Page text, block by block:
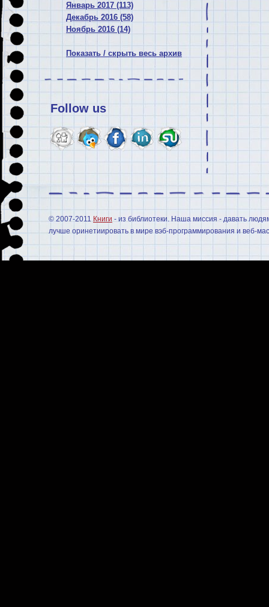
Январь 2017 (113)
Декабрь 2016 (58)
Ноябрь 2016 (14)
Показать / скрыть весь архив
Follow us
© 2007-2011 Книги - из библиотеки. Наша миссия - давать
лучше оринетиировать в мире вэб-программирования и веб-